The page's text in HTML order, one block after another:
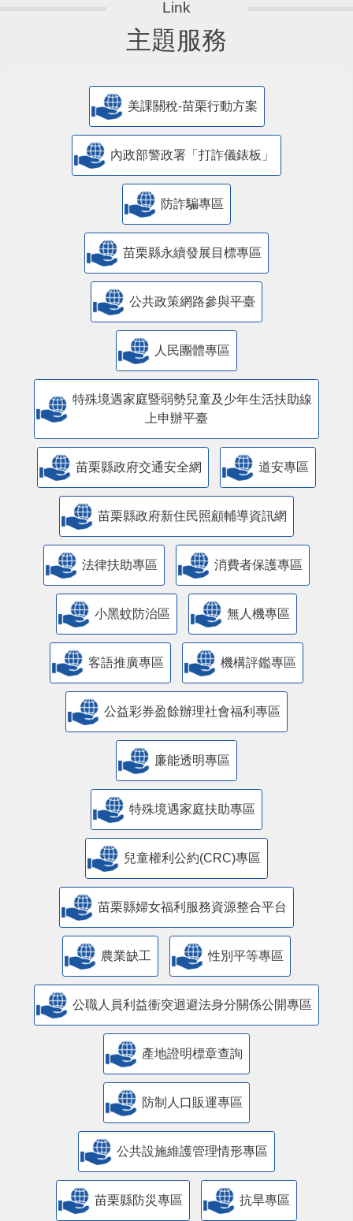
主題服務
美課關稅-苗栗行動方案
內政部警政署「打詐儀錶板」
防詐騙專區
苗栗縣永續發展目標專區
公共政策網路參與平臺
人民團體專區
特殊境遇家庭暨弱勢兒童及少年生活扶助線
上申辦平臺
苗栗縣政府交通安全網 道安專區
苗栗縣政府新住民照顧輔導資訊網
法律扶助專區 消費者保護專區
小黑蚊防治區 無人機專區
客語推廣專區 機構評鑑專區
公益彩券盈餘辦理社會福利專區
廉能透明專區
特殊境遇家庭扶助專區
兒童權利公約(CRC)專區
苗栗縣婦女福利服務資源整合平台
農業缺工 性別平等專區
公職人員利益衝突迴避法身分關係公開專區
產地證明標章查詢
防制人口販運專區
​公共設施維護管理情形專區
苗栗縣防災專區 抗旱專區